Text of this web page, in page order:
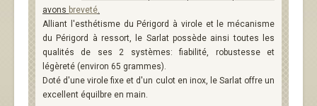
avons breveté.
Alliant l'esthétisme du Périgord à virole et le mécanisme
du Périgord à ressort, le Sarlat possède ainsi toutes les
qualités de ses 2 systèmes: fiabilité, robustesse et
légèreté (environ 65 grammes).
Doté d'une virole fixe et d'un culot en inox, le Sarlat offre un
excellent équilbre en main.